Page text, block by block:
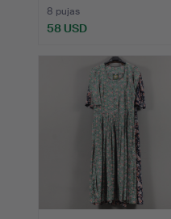
8 pujas
58 USD